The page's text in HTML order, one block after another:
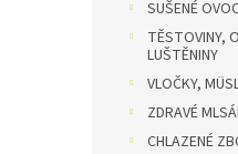
SUŠENÉ
TĚSTOVINY,
LUŠTĚNINY
VLOČKY,
ZDRAVÉ
CHLAZENÉ